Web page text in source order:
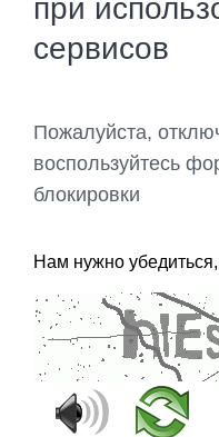
при
сервисов
Пожалуйста,
воспользуйтесь
блокировки
Нам нужно